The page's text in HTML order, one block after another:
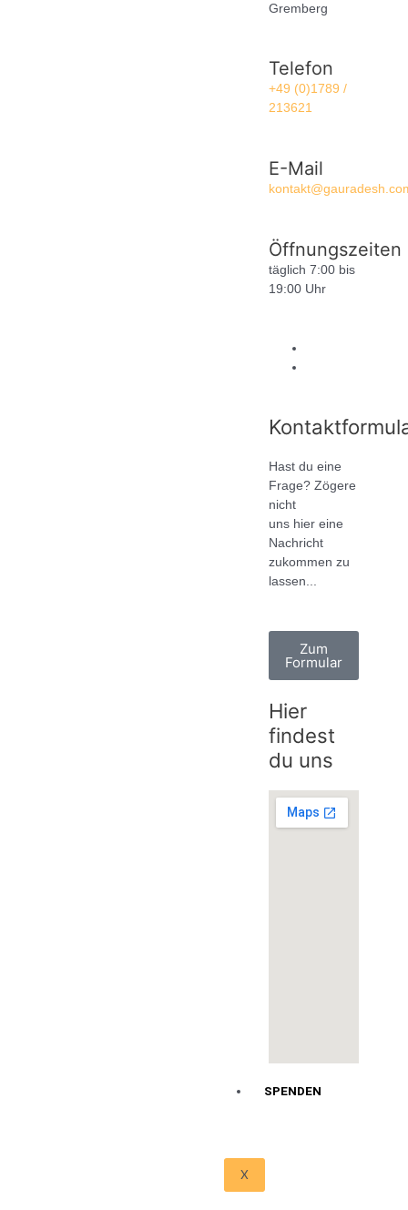
Gremberg
Telefon
+49 (0)1789 /
213621
E-Mail
Öffnungszeiten
täglich 7:00 bis
19:00 Uhr
Hast du eine
Frage? Zögere
nicht
uns hier eine
Nachricht
zukommen zu
lassen...
Zum
Formular
Hier
findest
du uns
SPENDEN
X